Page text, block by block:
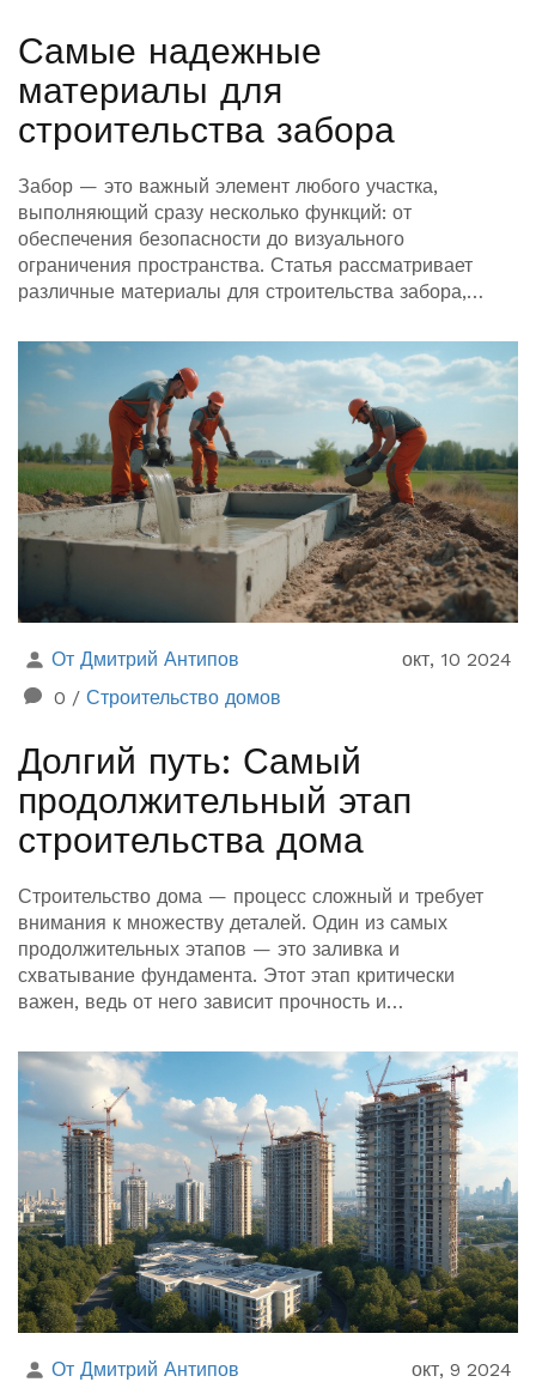
Самые надежные
материалы для
строительства забора
Забор — это важный элемент любого участка,
выполняющий сразу несколько функций: от
обеспечения безопасности до визуального
ограничения пространства. Статья рассматривает
различные материалы для строительства забора,
Вы узнаете, какой материал наиболее прочен и
долговечен, а также получите советы по выбору
наиболее подходящего вам варианта. Узнайте, что
учитывать при создании ограждения, чтобы оно
служило долго и эффективно выполняло свои
функции.
От Дмитрий Антипов
окт, 10 2024
0 / Строительство домов
Долгий путь: Самый
продолжительный этап
строительства дома
Строительство дома — процесс сложный и требует
внимания к множеству деталей. Один из самых
продолжительных этапов — это заливка и
схватывание фундамента. Этот этап критически
важен, ведь от него зависит прочность и
учитывать такие моменты, как выбор материалов,
сезонность и соблюдение технологий.
От Дмитрий Антипов окт, 9 2024